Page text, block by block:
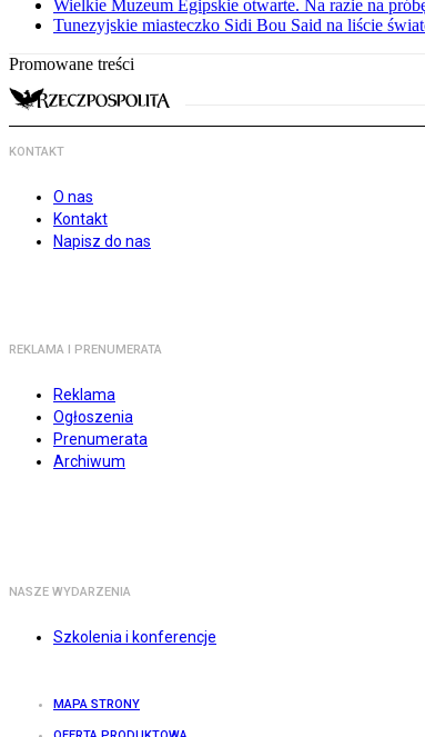
Wielkie Muzeum Egipskie otwarte. Na razie na
Tunezyjskie miasteczko Sidi Bou Said na liście
Promowane treści
KONTAKT
O nas
Kontakt
Napisz do nas
REKLAMA I PRENUMERATA
Reklama
Ogłoszenia
Prenumerata
Archiwum
NASZE WYDARZENIA
Szkolenia i konferencje
MAPA STRONY